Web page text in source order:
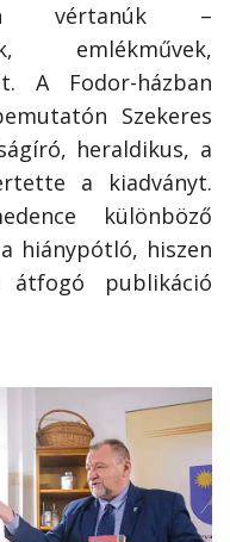
vértanúk –
emlékművek,
A Fodor-házban
Szekeres
heraldikus, a
a kiadványt.
különböző
hiánypótló, hiszen
publikáció